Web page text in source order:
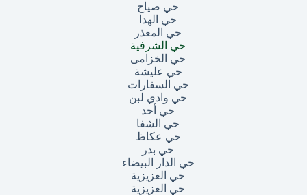
حي صياح
حي الهدا
حي المعذر
حي الشرفية
حي الخزامى
حي عليشة
حي السفارات
حي وادي لبن
حي أحد
حي الشفا
حي عكاظ
حي بدر
حي الدار البيضاء
حي العزيزية
حي العزيزية